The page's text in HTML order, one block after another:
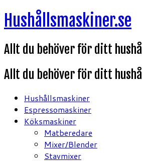
Hoppa
till
Hushållsmaskiner.se
Allt du behöver för ditt hushåll
Allt du behöver för ditt hushåll
Hushållsmaskiner
Espressomaskiner
Köksmaskiner
Matberedare
Mixer/Blender
Stavmixer